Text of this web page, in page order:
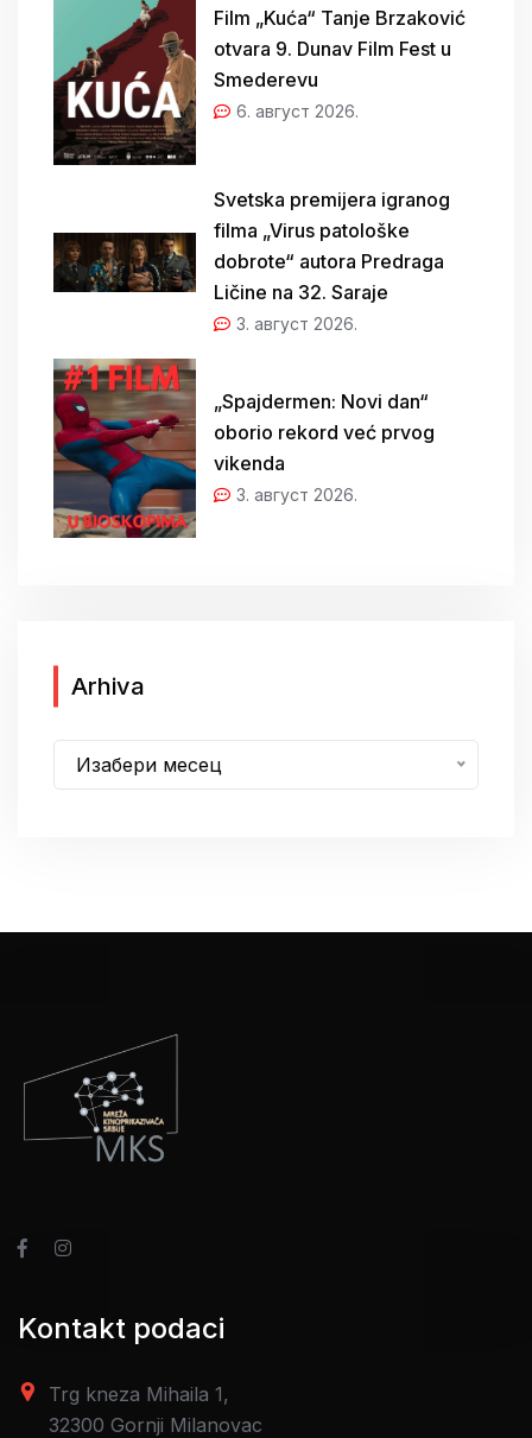
Film „Kuća“ Tanje Brzaković
otvara 9. Dunav Film Fest u
Smederevu
6. август 2026.
Svetska premijera igranog
filma „Virus patološke
dobrote“ autora Predraga
Ličine na 32. Saraje
3. август 2026.
„Spajdermen: Novi dan“
oborio rekord već prvog
vikenda
3. август 2026.
Arhiva
h
i
Изабери месец
Kontakt podaci
Trg kneza Mihaila 1,
32300 Gornji Milanovac